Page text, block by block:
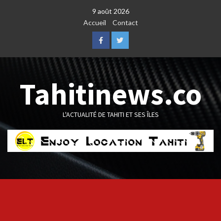
9 août 2026
Accueil
Contact
FacebookTwitter
Tahitinews.co
L'ACTUALITÉ DE TAHITI ET SES ÎLES